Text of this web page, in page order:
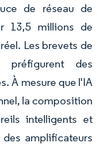
de réseau de
13,5 millions de
Les brevets de
préfigurent des
À mesure que l'IA
la composition
intelligents et
amplificateurs